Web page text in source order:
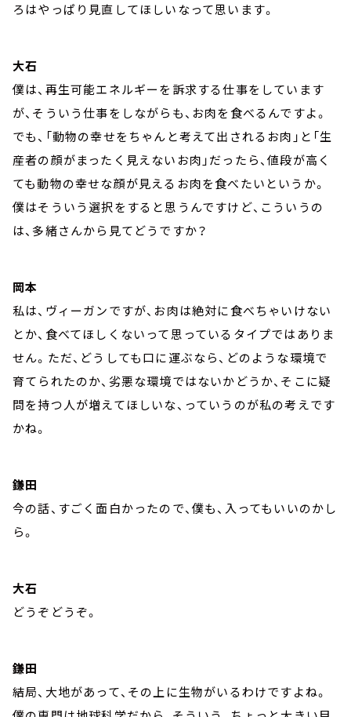
ろはやっぱり見直してほしいなって思います。
大石
僕は、再生可能エネルギーを訴求する仕事をしています
が、そういう仕事をしながらも、お肉を食べるんですよ。
でも、「動物の幸せをちゃんと考えて出されるお肉」と「生
産者の顔がまったく見えないお肉」だったら、値段が高く
ても動物の幸せな顔が見えるお肉を食べたいというか。
僕はそういう選択をすると思うんですけど、こういうの
は、多緒さんから見てどうですか？
岡本
私は、ヴィーガンですが、お肉は絶対に食べちゃいけない
とか、食べてほしくないって思っているタイプではありま
せん。ただ、どうしても口に運ぶなら、どのような環境で
育てられたのか、劣悪な環境ではないかどうか、そこに疑
問を持つ人が増えてほしいな、っていうのが私の考えです
かね。
鎌田
今の話、すごく面白かったので、僕も、入ってもいいのかし
ら。
大石
どうぞどうぞ。
鎌田
結局、大地があって、その上に生物がいるわけですよね。